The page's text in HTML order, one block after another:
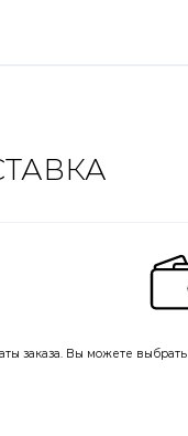
заказа. Вы можете выбрать